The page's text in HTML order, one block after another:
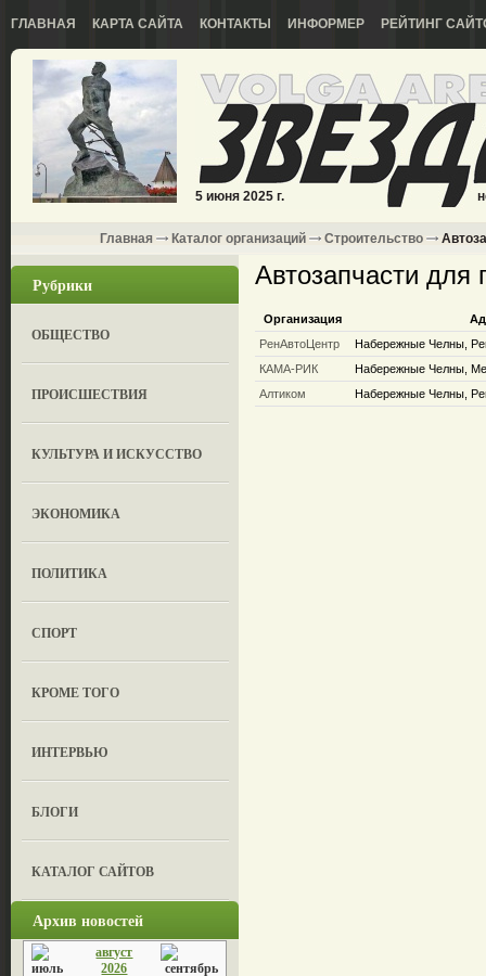
ГЛАВНАЯ КАРТА САЙТА КОНТАКТЫ ИНФОРМЕР РЕЙТИНГ
5 июня 2025 г.
Главная Каталог организаций Строительство
Рубрики
ОБЩЕСТВО
ПРОИСШЕСТВИЯ
КУЛЬТУРА И ИСКУССТВО
ЭКОНОМИКА
ПОЛИТИКА
СПОРТ
КРОМЕ ТОГО
ИНТЕРВЬЮ
БЛОГИ
КАТАЛОГ САЙТОВ
Архив новостей
август
2026
Автозапчасти для
Организация
РенАвтоЦентр
Набережные Челны,
КАМА-РИК
Набережные Челны,
Алтиком
Набережные Челны,